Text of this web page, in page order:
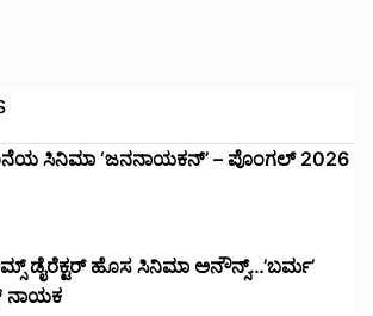
ಸಿನಿಮಾ ‘ಜನನಾಯಕನ್’ – ಪೊಂಗಲ್ 2026
ಡೈರೆಕ್ಟರ್ ಹೊಸ ಸಿನಿಮಾ ಅನೌನ್ಸ್…’ಬರ್ಮ’
ನಾಯಕ